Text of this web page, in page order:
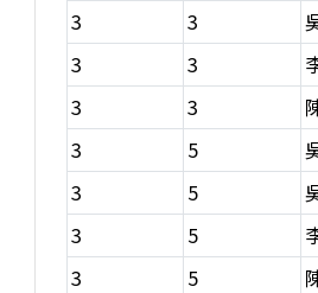
3
3
3
3
3
3
3
5
3
5
3
5
3
5